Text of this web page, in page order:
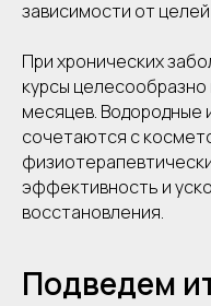
зависимости от
При хронических
курсы
месяцев. Водородные
сочетаются с
эффективность и
восстановления.
Подведем